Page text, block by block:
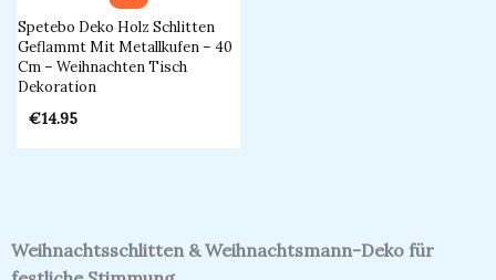
Spetebo Deko Holz Schlitten
Geflammt Mit Metallkufen – 40
Cm – Weihnachten Tisch
Dekoration
€14.95
Weihnachtsschlitten & Weihnachtsmann-Deko für